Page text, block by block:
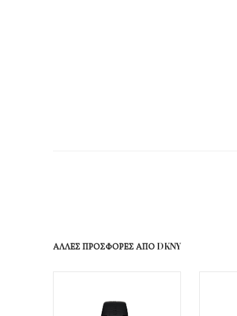
ΑΛΛΕΣ ΠΡΟΣΦΟΡΕΣ ΑΠΟ DKNY